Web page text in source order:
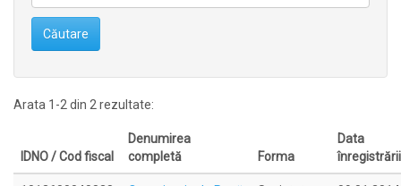
Căutare
Arata 1-2 din 2 rezultate:
IDNO / Cod fiscal
Denumirea
completă
Forma
Data
înregistrării